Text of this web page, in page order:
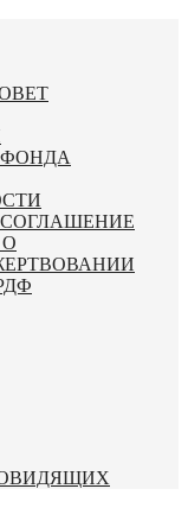
СОГЛАШЕНИЕ